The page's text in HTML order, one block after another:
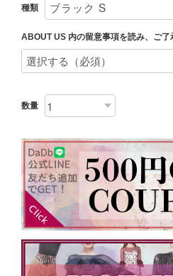
種類
ABOUT US 内の留意事項を読み、ご
数量